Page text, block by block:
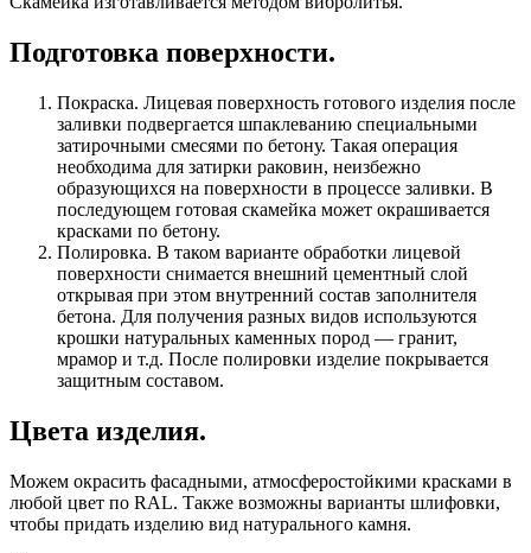
Подготовка поверхности.
Покраска. Лицевая поверхность готового изделия после
заливки подвергается шпаклеванию специальными
затирочными смесями по бетону. Такая операция
необходима для затирки раковин, неизбежно
образующихся на поверхности в процессе заливки. В
последующем готовая скамейка может окрашивается
красками по бетону.
Полировка. В таком варианте обработки лицевой
поверхности снимается внешний цементный слой
открывая при этом внутренний состав заполнителя
бетона. Для получения разных видов используются
крошки натуральных каменных пород — гранит,
мрамор и т.д. После полировки изделие покрывается
защитным составом.
Цвета изделия.
Можем окрасить фасадными, атмосферостойкими красками в
любой цвет по RAL. Также возможны варианты шлифовки,
чтобы придать изделию вид натурального камня.